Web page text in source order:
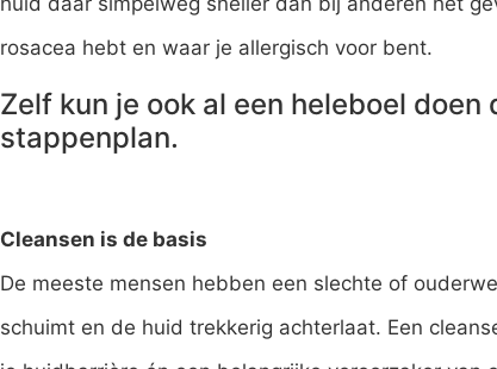
rosacea hebt en waar je allergisch voor bent.
Zelf kun je ook al een heleboel
stappenplan.
Cleansen is de basis
De meeste mensen hebben een slechte of
schuimt en de huid trekkerig achterlaat. Een